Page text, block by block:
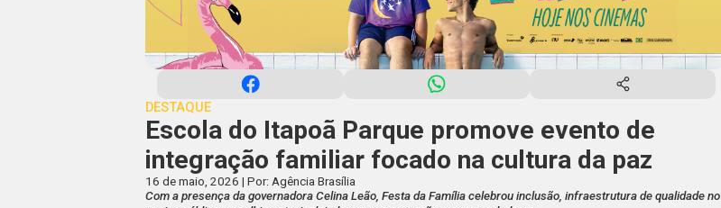
DESTAQUE
Escola do Itapoã Parque promove evento de
integração familiar focado na cultura da paz
16 de maio, 2026 | Por: Agência Brasília
Com a presença da governadora Celina Leão, Festa da Família celebrou inclusão, infraestrutura de qualidade no